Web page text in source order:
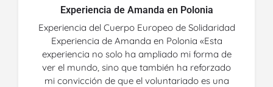
Experiencia de Amanda en Polonia
Experiencia del Cuerpo Europeo de Solidaridad
Experiencia de Amanda en Polonia «Esta
experiencia no solo ha ampliado mi forma de
ver el mundo, sino que también ha reforzado
mi convicción de que el voluntariado es una